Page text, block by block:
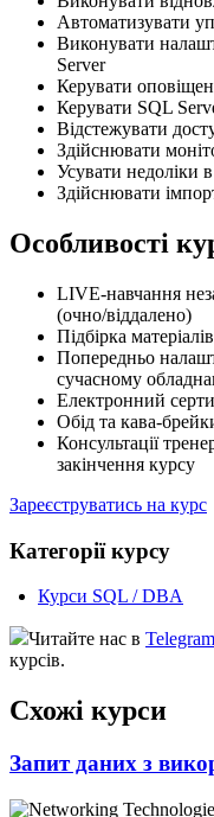
Автоматизувати
Виконувати
Server
Керувати
Керувати SQL
Відстежувати
Здійснювати
Усувати недоліки
Здійснювати
Особливості
LIVE-навчання
(очно/віддалено)
Підбірка
Попередньо
сучасному
Електронний
Обід та кава-
Консультації
закінчення курсу
Зареєструватись на курс
Категорії курсу
Курси SQL / DBA
Читайте нас в Telegram
курсів.
Схожі курси
Запит даних з